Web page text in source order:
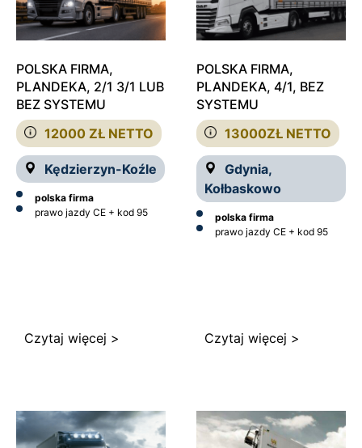
12000 ZŁ NETTO
Kędzierzyn-Koźle
POLSKA FIRMA,
PLANDEKA, 2/1 3/1 LUB
BEZ SYSTEMU
polska firma
prawo jazdy CE + kod 95
Czytaj więcej >
13000ZŁ NETTO
Gdynia,
Kołbaskowo
POLSKA FIRMA,
PLANDEKA, 4/1, BEZ
SYSTEMU
polska firma
prawo jazdy CE + kod 95
Czytaj więcej >